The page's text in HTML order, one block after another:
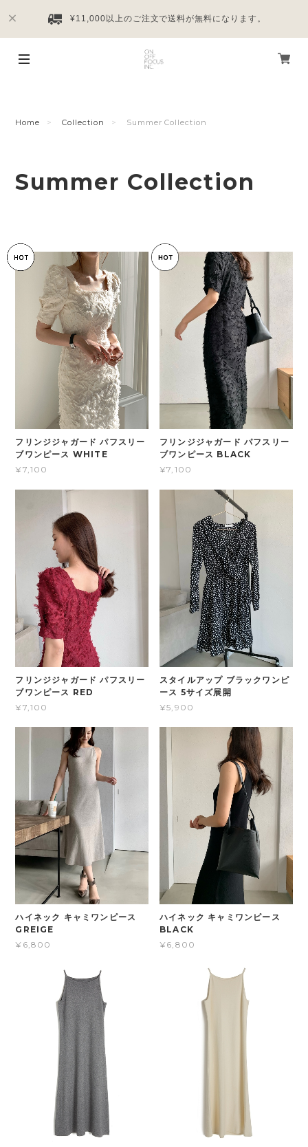
¥11,000以上のご注文で送料が無料になります。
Home Collection Summer Collection
Summer Collection
フリンジジャガード パフスリー
ブワンピース WHITE
¥7,100
フリンジジャガード パフスリー
ブワンピース BLACK
¥7,100
フリンジジャガード パフスリー
ブワンピース RED
¥7,100
スタイルアップ ブラックワンピ
ース 5サイズ展開
¥5,900
ハイネック キャミワンピース
GREIGE
¥6,800
ハイネック キャミワンピース
BLACK
¥6,800